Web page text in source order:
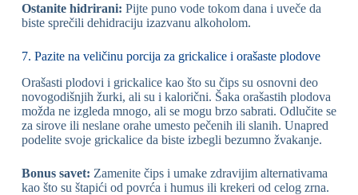
Ostanite hidrirani: Pijte puno vode tokom dana i uveče da
biste sprečili dehidraciju izazvanu alkoholom.
7. Pazite na veličinu porcija za grickalice i orašaste plodove
Orašasti plodovi i grickalice kao što su čips su osnovni deo
novogodišnjih žurki, ali su i kalorični. Šaka orašastih plodova
možda ne izgleda mnogo, ali se mogu brzo sabrati. Odlučite se
za sirove ili neslane orahe umesto pečenih ili slanih. Unapred
podelite svoje grickalice da biste izbegli bezumno žvakanje.
Bonus savet: Zamenite čips i umake zdravijim alternativama
kao što su štapići od povrća i humus ili krekeri od celog zrna.